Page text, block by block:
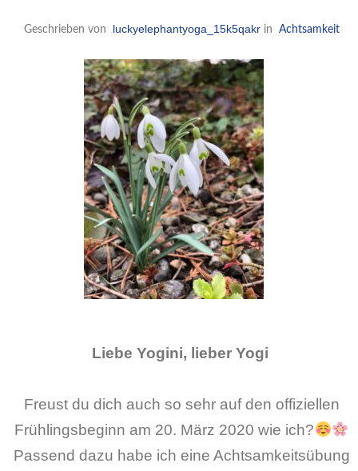
Geschrieben von luckyelephantyoga_15k5qakr in Achtsamkeit
Liebe Yogini, lieber Yogi
Freust du dich auch so sehr auf den offiziellen
Frühlingsbeginn am 20. März 2020 wie ich?
Passend dazu habe ich eine Achtsamkeitsübung